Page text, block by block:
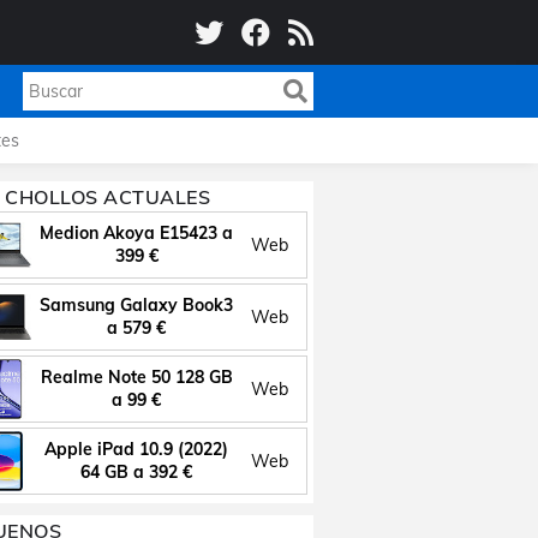
CHOLLOS ACTUALES
Medion Akoya E15423 a
399 €
Web
Samsung Galaxy Book3
a 579 €
Web
Realme Note 50 128 GB
a 99 €
Web
Apple iPad 10.9 (2022)
64 GB a 392 €
Web